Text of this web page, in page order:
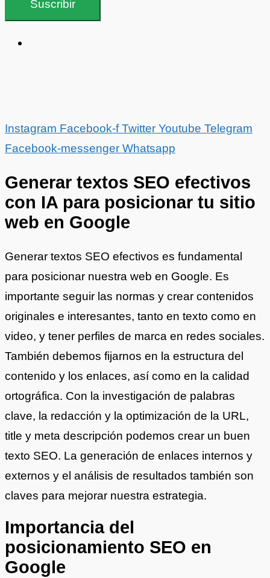
Suscribir
Instagram Facebook-f Twitter Youtube Telegram
Facebook-messenger Whatsapp
Generar textos SEO efectivos
con IA para posicionar tu sitio
web en Google
Generar textos SEO efectivos es fundamental
para posicionar nuestra web en Google. Es
importante seguir las normas y crear contenidos
originales e interesantes, tanto en texto como en
video, y tener perfiles de marca en redes sociales.
También debemos fijarnos en la estructura del
contenido y los enlaces, así como en la calidad
ortográfica. Con la investigación de palabras
clave, la redacción y la optimización de la URL,
title y meta descripción podemos crear un buen
texto SEO. La generación de enlaces internos y
externos y el análisis de resultados también son
claves para mejorar nuestra estrategia.
Importancia del
posicionamiento SEO en
Google